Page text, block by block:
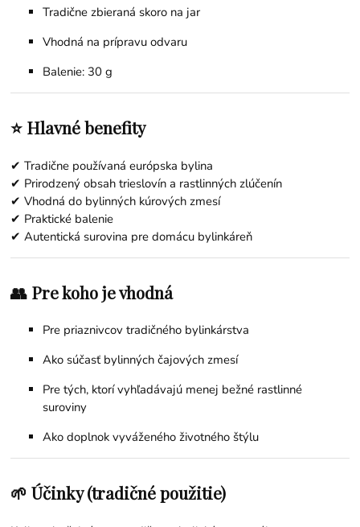
Tradične zbieraná skoro na jar
Vhodná na prípravu odvaru
Balenie: 30 g
⭐ Hlavné benefity
✔ Tradične používaná európska bylina
✔ Prirodzený obsah trieslovín a rastlinných zlúčenín
✔ Vhodná do bylinných kúrových zmesí
✔ Praktické balenie
✔ Autentická surovina pre domácu bylinkáreň
👥 Pre koho je vhodná
Pre priaznivcov tradičného bylinkárstva
Ako súčasť bylinných čajových zmesí
Pre tých, ktorí vyhľadávajú menej bežné rastlinné
suroviny
Ako doplnok vyváženého životného štýlu
🌱 Účinky (tradičné použitie)